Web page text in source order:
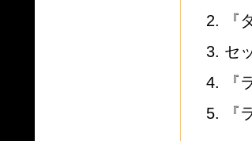
『
セ
『
『